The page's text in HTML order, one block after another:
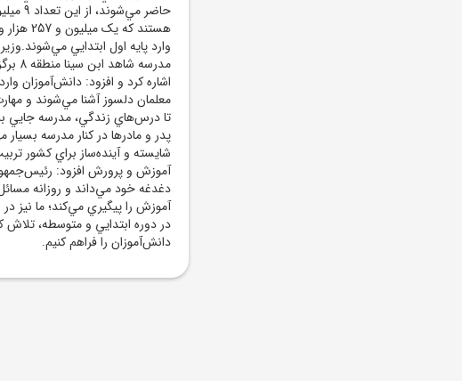
وارد پايه اول ابتدايي
اشاره کرد و افزود: دانش‌آموزان
معلمان دلسوز آشنا مي‌شوند و
تا درس‌هاي زندگي، مدرسه جايي
پدر و مادرها در کنار مدرسه
شايسته و آينده‌ساز براي کشور
آموزش و پرورش افزود:
دغدغه خود مي‌داند و روزانه
آموزش را پيگيري مي‌کند؛ ما نيز
در دوره ابتدايي و متوسطه،
دانش‌آموزان را فراهم کنيم.